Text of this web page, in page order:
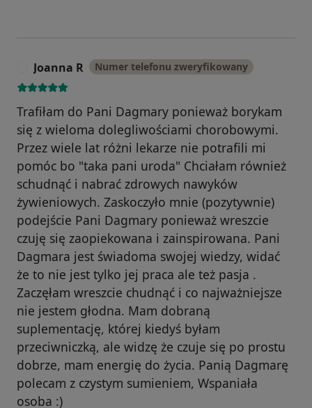
Joanna R Numer telefonu zweryfikowany
Trafiłam do Pani Dagmary ponieważ borykam
się z wieloma dolegliwościami chorobowymi.
Przez wiele lat różni lekarze nie potrafili mi
pomóc bo "taka pani uroda" Chciałam również
schudnąć i nabrać zdrowych nawyków
żywieniowych. Zaskoczyło mnie (pozytywnie)
podejście Pani Dagmary ponieważ wreszcie
czuję się zaopiekowana i zainspirowana. Pani
Dagmara jest świadoma swojej wiedzy, widać
że to nie jest tylko jej praca ale też pasja .
Zaczęłam wreszcie chudnąć i co najważniejsze
nie jestem głodna. Mam dobraną
suplementację, której kiedyś byłam
przeciwniczką, ale widzę że czuje się po prostu
dobrze, mam energię do życia. Panią Dagmarę
polecam z czystym sumieniem, Wspaniała
osoba :)